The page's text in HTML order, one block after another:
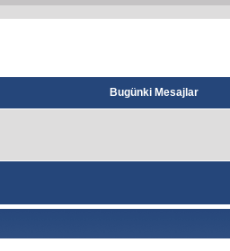
Bugünki Mesajlar